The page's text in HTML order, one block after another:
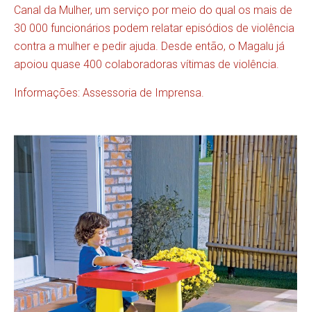
Canal da Mulher, um serviço por meio do qual os mais de
30 000 funcionários podem relatar episódios de violência
contra a mulher e pedir ajuda. Desde então, o Magalu já
apoiou quase 400 colaboradoras vítimas de violência.
Informações: Assessoria de Imprensa.